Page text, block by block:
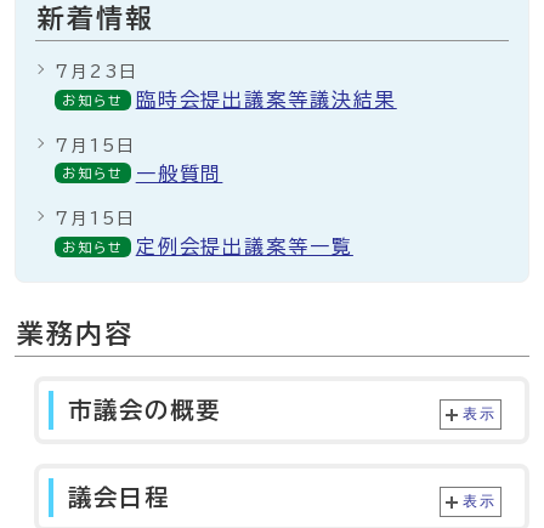
新着情報
7月23日
お知らせ 臨時会提出議案等議決結果
7月15日
お知らせ 一般質問
7月15日
お知らせ 定例会提出議案等一覧
業務内容
市議会の概要 表示
議会日程 表示